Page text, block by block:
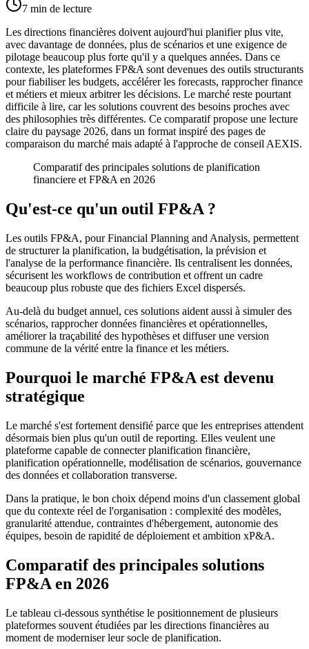
7 min de lecture
Les directions financières doivent aujourd'hui planifier plus vite,
avec davantage de données, plus de scénarios et une exigence de
pilotage beaucoup plus forte qu'il y a quelques années. Dans ce
contexte, les plateformes FP&A sont devenues des outils structurants
pour fiabiliser les budgets, accélérer les forecasts, rapprocher finance
et métiers et mieux arbitrer les décisions. Le marché reste pourtant
difficile à lire, car les solutions couvrent des besoins proches avec
des philosophies très différentes. Ce comparatif propose une lecture
claire du paysage 2026, dans un format inspiré des pages de
comparaison du marché mais adapté à l'approche de conseil AEXIS.
Comparatif des principales solutions de planification
financiere et FP&A en 2026
Qu'est-ce qu'un outil FP&A ?
Les outils FP&A, pour Financial Planning and Analysis, permettent
de structurer la planification, la budgétisation, la prévision et
l'analyse de la performance financière. Ils centralisent les données,
sécurisent les workflows de contribution et offrent un cadre
beaucoup plus robuste que des fichiers Excel dispersés.
Au-delà du budget annuel, ces solutions aident aussi à simuler des
scénarios, rapprocher données financières et opérationnelles,
améliorer la traçabilité des hypothèses et diffuser une version
commune de la vérité entre la finance et les métiers.
Pourquoi le marché FP&A est devenu
stratégique
Le marché s'est fortement densifié parce que les entreprises attendent
désormais bien plus qu'un outil de reporting. Elles veulent une
plateforme capable de connecter planification financière,
planification opérationnelle, modélisation de scénarios, gouvernance
des données et collaboration transverse.
Dans la pratique, le bon choix dépend moins d'un classement global
que du contexte réel de l'organisation : complexité des modèles,
granularité attendue, contraintes d'hébergement, autonomie des
équipes, besoin de rapidité de déploiement et ambition xP&A.
Comparatif des principales solutions
FP&A en 2026
Le tableau ci-dessous synthétise le positionnement de plusieurs
plateformes souvent étudiées par les directions financières au
moment de moderniser leur socle de planification.